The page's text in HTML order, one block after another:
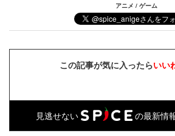
アニメ / ゲーム
この記事が気に入ったらいい
見逃せない の最新情